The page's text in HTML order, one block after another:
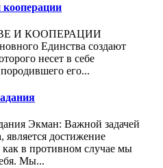
кооперации
И КООПЕРАЦИИ
Единства создают
несет в себе
его...
Экман: Важной задачей
достижение
как в противном слу­чае мы
Мы...